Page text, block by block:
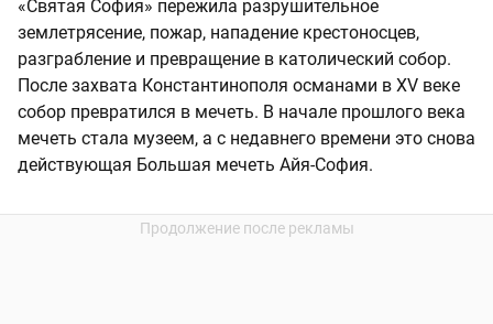
«Святая София» пережила разрушительное
землетрясение, пожар, нападение крестоносцев,
разграбление и превращение в католический собор.
После захвата Константинополя османами в XV веке
собор превратился в мечеть. В начале прошлого века
мечеть стала музеем, а с недавнего времени это снова
действующая Большая мечеть Айя-София.